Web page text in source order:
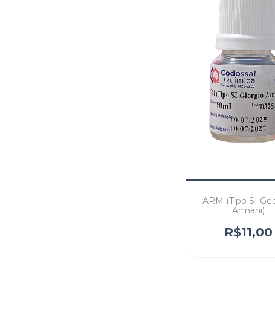
ARM (Tipo SI
Armani)
R$11,00